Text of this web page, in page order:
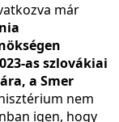
már
as szlovákiai
a Smer
nem
igen, hogy